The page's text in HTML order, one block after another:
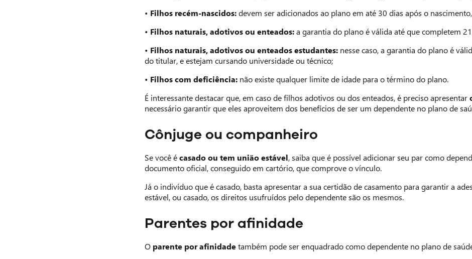
• Filhos recém-nascidos:devem ser adicionados ao plano em até 30 dias após o
• Filhos naturais, adotivos ou enteados:a garantia do plano é válida até que completem
• Filhos naturais, adotivos ou enteados estudantes: nesse caso, a garantia do plano é
do titular, e estejam cursando universidade ou técnico;
• Filhos com deficiência: não existe qualquer limite de idade para o término do plano.
É interessante destacar que, em caso de filhos adotivos ou dos enteados, é preciso apresentar
necessário garantir que eles aproveitem dos benefícios de ser um dependente no plano de
Cônjuge ou companheiro
Se você écasado ou tem união estável, saiba que é possível adicionar seu par como
documento oficial, conseguido em cartório, que comprove o vínculo.
Já o indivíduo que é casado, basta apresentar a sua certidão de casamento para garantir a
estável, ou casado, os direitos usufruídos pelo dependente são os mesmos.
Parentes por afinidade
O parente por afinidadetambém pode ser enquadrado como dependente no plano de